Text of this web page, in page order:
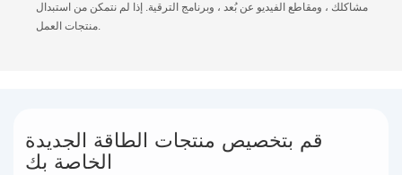
مشاكلك ، ومقاطع الفيديو عن بُعد ، وبرنامج الترقية. إذا لم نتمكن من استبدال
منتجات العمل.
قم بتخصيص منتجات الطاقة الجديدة
الخاصة بك